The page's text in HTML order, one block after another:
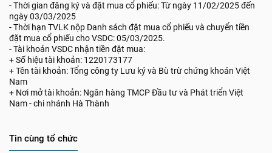
- Thời gian đăng ký và đặt mua cổ phiếu: Từ ngày 11/02/2025 đến
ngày 03/03/2025
- Thời hạn TVLK nộp Danh sách đặt mua cổ phiếu và chuyển tiền
đặt mua cổ phiếu cho VSDC: 05/03/2025.
- Tài khoản VSDC nhận tiền đặt mua:
+ Số hiệu tài khoản: 1220173177
+ Tên tài khoản: Tổng công ty Lưu ký và Bù trừ chứng khoán Việt
Nam
+ Nơi mở tài khoản: Ngân hàng TMCP Đầu tư và Phát triển Việt
Nam - chi nhánh Hà Thành
Tin cùng tổ chức